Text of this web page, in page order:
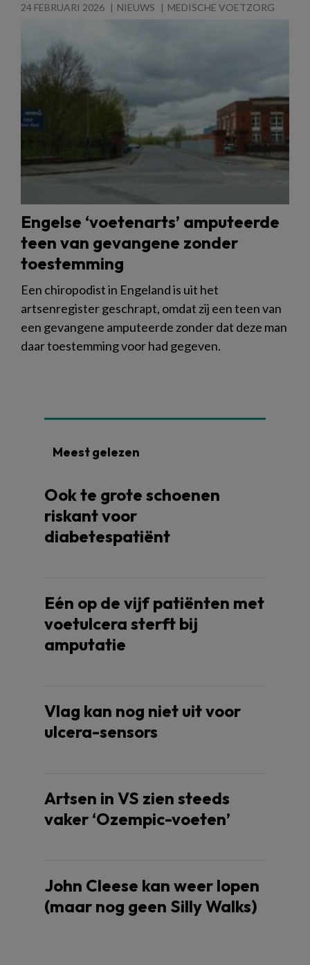
24 FEBRUARI 2026 NIEUWS MEDISCHE VOETZORG
Engelse ‘voetenarts’ amputeerde
teen van gevangene zonder
toestemming
Een chiropodist in Engeland is uit het
artsenregister geschrapt, omdat zij een teen van
een gevangene amputeerde zonder dat deze man
daar toestemming voor had gegeven.
Meest gelezen
Ook te grote schoenen
riskant voor
diabetespatiënt
Eén op de vijf patiënten met
voetulcera sterft bij
amputatie
Vlag kan nog niet uit voor
ulcera-sensors
Artsen in VS zien steeds
vaker ‘Ozempic-voeten’
John Cleese kan weer lopen
(maar nog geen Silly Walks)